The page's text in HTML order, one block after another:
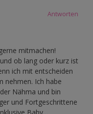
Antworten
mitmachen!
ob lang oder kurz ist
ich mit entscheiden
nehmen. Ich habe
Nähma und bin
und Fortgeschrittene